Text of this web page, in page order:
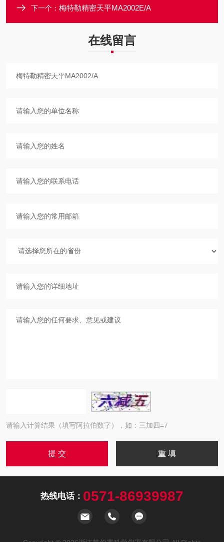
下一个： 梅特勒精密天平MA2002E/A
在线留言
请输入计算结果（填写阿拉伯数字），如：三加四=7
热线电话： 0571-86939987